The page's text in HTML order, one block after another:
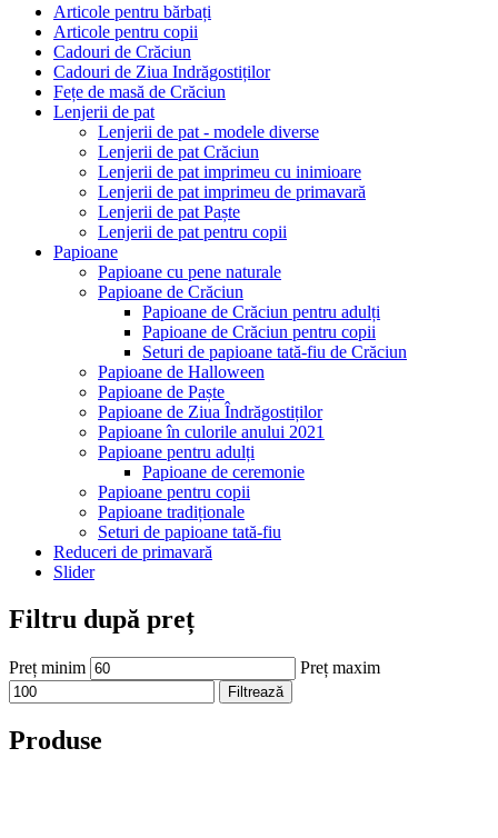
Articole pentru bărbați
Articole pentru copii
Cadouri de Crăciun
Cadouri de Ziua Indrăgostiților
Fețe de masă de Crăciun
Lenjerii de pat
Lenjerii de pat - modele diverse
Lenjerii de pat Crăciun
Lenjerii de pat imprimeu cu inimioare
Lenjerii de pat imprimeu de primavară
Lenjerii de pat Paște
Lenjerii de pat pentru copii
Papioane
Papioane cu pene naturale
Papioane de Crăciun
Papioane de Crăciun pentru adulți
Papioane de Crăciun pentru copii
Seturi de papioane tată-fiu de Crăciun
Papioane de Halloween
Papioane de Paște
Papioane de Ziua Îndrăgostiților
Papioane în culorile anului 2021
Papioane pentru adulți
Papioane de ceremonie
Papioane pentru copii
Papioane tradiționale
Seturi de papioane tată-fiu
Reduceri de primavară
Slider
Filtru după preț
Preț minim Preț maxim
Filtrează
Produse